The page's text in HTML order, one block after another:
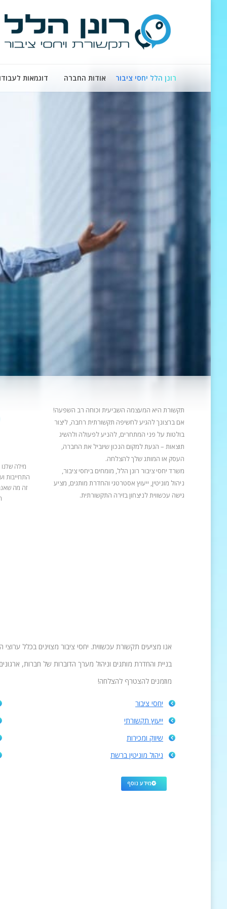
רונן הלל יחסי ציבור אודות החברה דוגמאות
מילה
התחייבות
זה מה
תקשורת היא המעצמה השביעית וכוחה רב השפעה!
אם ברצונך להגיע לחשיפה תקשורתית רחבה, ליצור
בולטות על פני המתחרים, להניעלפעולה ולהשיג
תוצאות – הגעת למקום הנכון שיוביל את החברה,
העסק או המותג שלך להצלחה.
משרד יחסי ציבור רונן הלל, מומחים ביחסי ציבור,
ניהול מוניטין, ייעוץ אסטרטגי והחדרת מותגים, מציע
גישה עכשווית לניצחון בזירה התקשורתית.
אנו מציעים תקשורת עכשווית. יחסי ציבור מצוינים בכלל
בניית והחדרת מותגים וניהול מערך הדוברות של חברות,
מוזמנים להצטרף להצלחה!
יחסי ציבור
ייעוץ תקשורתי
שיווק ומכירות
ניהול מוניטין ברשת
מידע נוסף